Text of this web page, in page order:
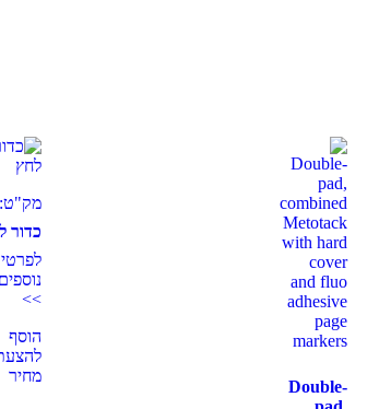
Double-
מק"ט:8910
כדור
>>
הוסף
מחיר